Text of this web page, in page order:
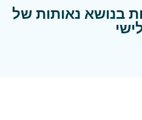
בנושא נאותות של